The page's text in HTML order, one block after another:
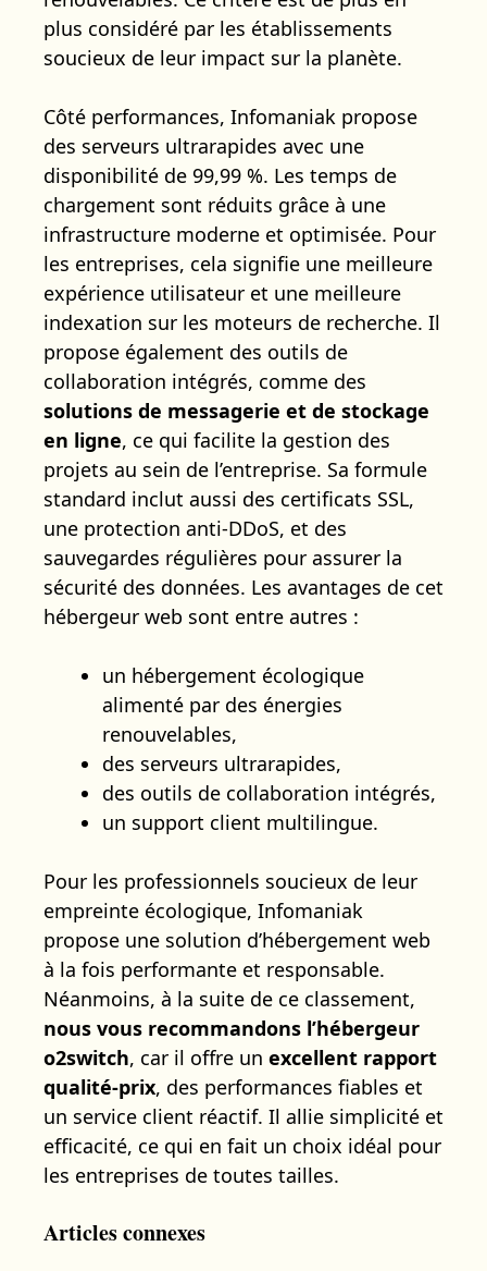
plus considéré par les établissements
soucieux de leur impact sur la planète.
Côté performances, Infomaniak propose
des serveurs ultrarapides avec une
disponibilité de 99,99 %. Les temps de
chargement sont réduits grâce à une
infrastructure moderne et optimisée. Pour
les entreprises, cela signifie une meilleure
expérience utilisateur et une meilleure
indexation sur les moteurs de recherche. Il
propose également des outils de
collaboration intégrés, comme des
solutions de messagerie et de stockage
en ligne, ce qui facilite la gestion des
projets au sein de l’entreprise. Sa formule
standard inclut aussi des certificats SSL,
une protection anti-DDoS, et des
sauvegardes régulières pour assurer la
sécurité des données. Les avantages de cet
hébergeur web sont entre autres :
un hébergement écologique
alimenté par des énergies
renouvelables,
des serveurs ultrarapides,
des outils de collaboration intégrés,
un support client multilingue.
Pour les professionnels soucieux de leur
empreinte écologique, Infomaniak
propose une solution d’hébergement web
à la fois performante et responsable.
Néanmoins, à la suite de ce classement,
nous vous recommandons l’hébergeur
o2switch, car il offre un excellent rapport
qualité-prix, des performances fiables et
un service client réactif. Il allie simplicité et
efficacité, ce qui en fait un choix idéal pour
les entreprises de toutes tailles.
Articles connexes